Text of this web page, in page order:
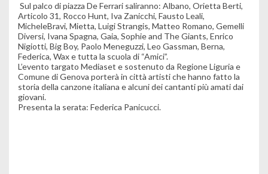
Sul palco di piazza De Ferrari saliranno: Albano, Orietta Berti,
Articolo 31, Rocco Hunt, Iva Zanicchi, Fausto Leali,
MicheleBravi, Mietta, Luigi Strangis, Matteo Romano, Gemelli
Diversi, Ivana Spagna, Gaia, Sophie and The Giants, Enrico
Nigiotti, Big Boy, Paolo Meneguzzi, Leo Gassman, Berna,
Federica, Wax e tutta la scuola di “Amici”.
L’evento targato Mediaset e sostenuto da Regione Liguria e
Comune di Genova porterà in città artisti che hanno fatto la
storia della canzone italiana e alcuni dei cantanti più amati dai
giovani.
Presenta la serata: Federica Panicucci.